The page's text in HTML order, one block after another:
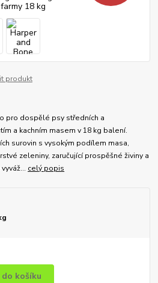
produkt
pro dospělé psy středních a
a kachním masem v 18 kg balení.
surovin s vysokým podílem masa,
zeleniny, zaručující prospěšné živiny a
celý popis
košíku